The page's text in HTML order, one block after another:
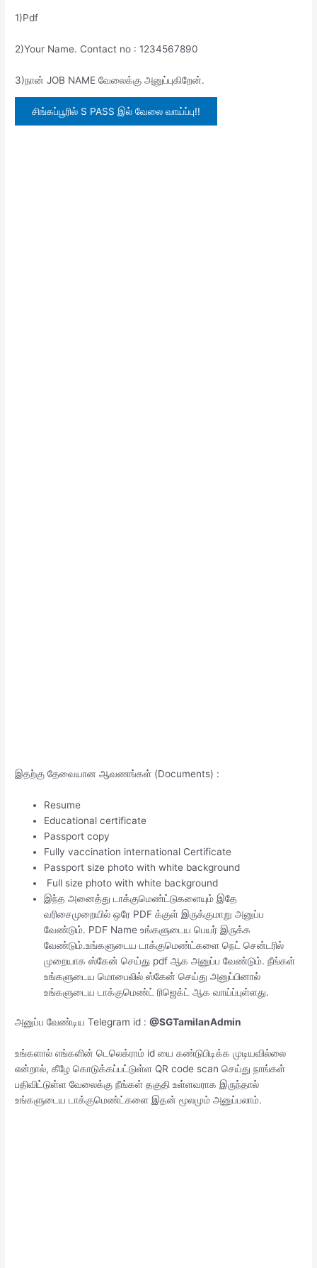
1)Pdf
2)Your Name. Contact no : 1234567890
3)நான் JOB NAME வேலைக்கு அனுப்புகிறேன்.
சிங்கப்பூரில் S PASS இல் வேலை வாய்ப்பு!!
இதற்கு தேவையான ஆவணங்கள் (Documents) :
Resume
Educational certificate
Passport copy
Fully vaccination international Certificate
Passport size photo with white background
Full size photo with white background
இந்த அனைத்து டாக்குமெண்ட்டுகளையும் இதே
வரிசைமுறையில் ஒரே PDF க்குள் இருக்குமாறு அனுப்ப
வேண்டும். PDF Name உங்களுடைய பெயர் இருக்க
வேண்டும்.உங்களுடைய டாக்குமெண்ட்களை நெட் சென்டரில்
முறையாக ஸ்கேன் செய்து pdf ஆக அனுப்ப வேண்டும். நீங்கள்
உங்களுடைய மொபைலில் ஸ்கேன் செய்து அனுப்பினால்
உங்களுடைய டாக்குமெண்ட் ரிஜெக்ட் ஆக வாய்ப்புள்ளது.
அனுப்ப வேண்டிய Telegram id :@SGTamilanAdmin
உங்களால் எங்களின் டெலெக்ராம் id யை கண்டுபிடிக்க முடியவில்லை
என்றால், கீழே கொடுக்கப்பட்டுள்ள QR code scan செய்து நாங்கள்
பதிவிட்டுள்ள வேலைக்கு நீங்கள் தகுதி உள்ளவராக இருந்தால்
உங்களுடைய டாக்குமெண்ட்களை இதன் மூலமும் அனுப்பலாம்.